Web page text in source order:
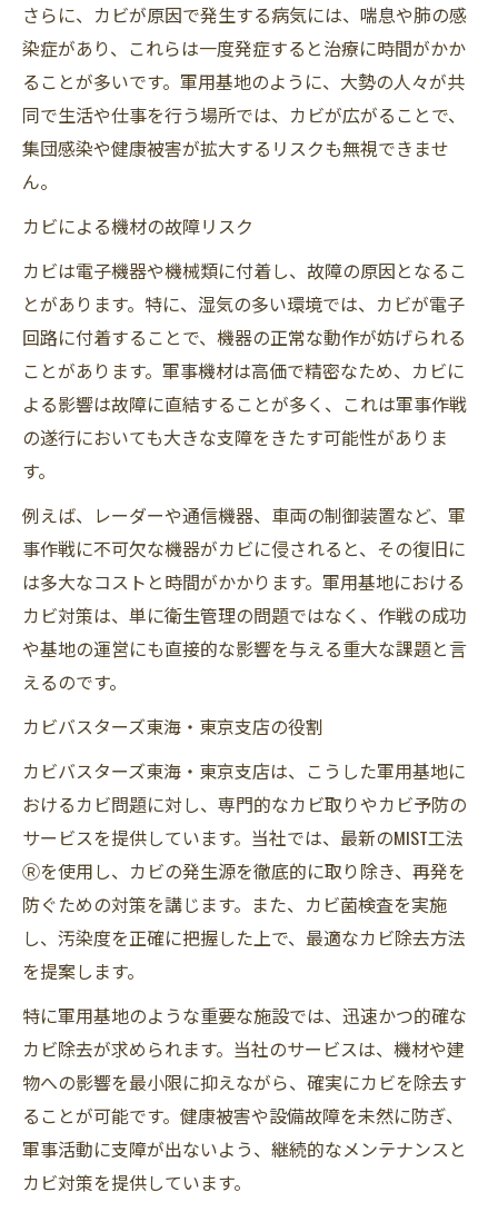
さらに、カビが原因で発生する病気には、喘息や肺の感
染症があり、これらは一度発症すると治療に時間がかか
ることが多いです。軍用基地のように、大勢の人々が共
同で生活や仕事を行う場所では、カビが広がることで、
集団感染や健康被害が拡大するリスクも無視できませ
ん。
カビによる機材の故障リスク
カビは電子機器や機械類に付着し、故障の原因となるこ
とがあります。特に、湿気の多い環境では、カビが電子
回路に付着することで、機器の正常な動作が妨げられる
ことがあります。軍事機材は高価で精密なため、カビに
よる影響は故障に直結することが多く、これは軍事作戦
の遂行においても大きな支障をきたす可能性がありま
す。
例えば、レーダーや通信機器、車両の制御装置など、軍
事作戦に不可欠な機器がカビに侵されると、その復旧に
は多大なコストと時間がかかります。軍用基地における
カビ対策は、単に衛生管理の問題ではなく、作戦の成功
や基地の運営にも直接的な影響を与える重大な課題と言
えるのです。
カビバスターズ東海・東京支店の役割
カビバスターズ東海・東京支店は、こうした軍用基地に
おけるカビ問題に対し、専門的なカビ取りやカビ予防の
サービスを提供しています。当社では、最新のMIST工法
Ⓡを使用し、カビの発生源を徹底的に取り除き、再発を
防ぐための対策を講じます。また、カビ菌検査を実施
し、汚染度を正確に把握した上で、最適なカビ除去方法
を提案します。
特に軍用基地のような重要な施設では、迅速かつ的確な
カビ除去が求められます。当社のサービスは、機材や建
物への影響を最小限に抑えながら、確実にカビを除去す
ることが可能です。健康被害や設備故障を未然に防ぎ、
軍事活動に支障が出ないよう、継続的なメンテナンスと
カビ対策を提供しています。